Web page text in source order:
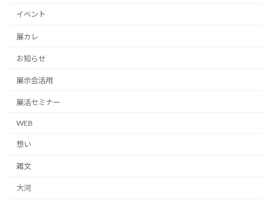
イベント
展カレ
お知らせ
展示会活用
展活セミナー
WEB
想い
雑文
大河